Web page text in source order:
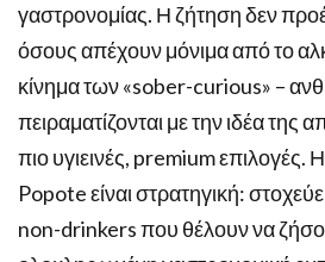
γαστρονομίας. Η ζήτηση δεν
όσους απέχουν μόνιμα από το
κίνημα των «sober-curious» –
πειραματίζονται με την ιδέα της
πιο υγιεινές, premium επιλογές.
Popote είναι στρατηγική:
non-drinkers που θέλουν να